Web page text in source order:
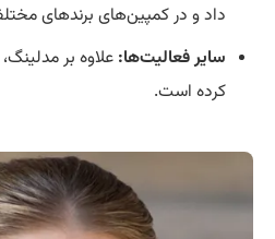
داد و در کمپین‌های برندهای
سایر فعالیت‌ها: علاوه بر
کرده است.